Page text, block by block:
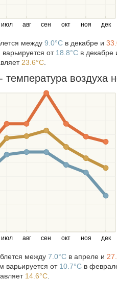
июл авг сен окт ноя дек
между 9.0°C в декабре и
от 18.8°C в декабре
23.6°C
воздуха
июл авг сен окт ноя дек
между 7.0°C в апреле и
варьируется от 10.7°C в
14.6°C